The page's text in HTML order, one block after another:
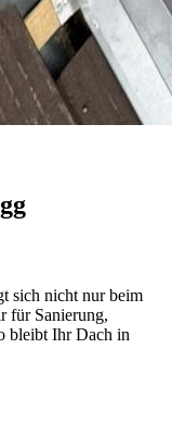
sich nicht nur beim
für Sanierung,
bleibt Ihr Dach in